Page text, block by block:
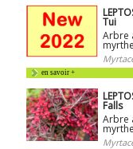
Tui
Arbre
en savoir +
Falls
Arbre